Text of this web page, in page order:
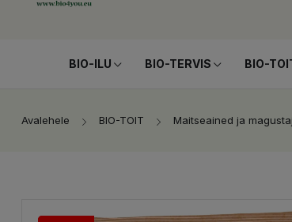
BIO-ILU BIO-TERVIS BIO-
Avalehele BIO-TOIT Maitseained ja